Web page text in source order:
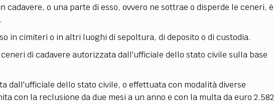
cadavere, o una parte di esso, ovvero ne sottrae o disperde le ceneri, è
in cimiteri o in altri luoghi di sepoltura, di deposito o di custodia.
di cadavere autorizzata dall'ufficiale dello stato civile sulla base
dall'ufficiale dello stato civile, o effettuata con modalità diverse
con la reclusione da due mesi a un anno e con la multa da euro 2.582